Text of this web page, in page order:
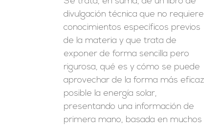
divulgación técnica que no requiere
conocimientos específicos previos
de la materia y que trata de
exponer de forma sencilla pero
rigurosa, qué es y cómo se puede
aprovechar de la forma más eficaz
posible la energía solar,
presentando una información de
primera mano, basada en muchos